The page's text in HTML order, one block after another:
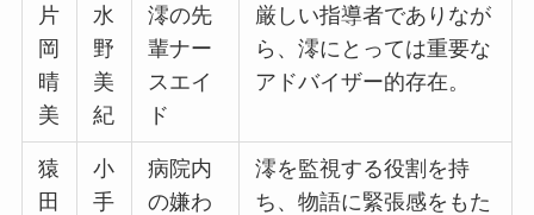
片
岡
晴
美
水
野
美
紀
澪の先
輩ナー
スエイ
ド
厳しい指導者でありなが
ら、澪にとっては重要な
アドバイザー的存在。
猿
田
小
手
病院内
の嫌わ
澪を監視する役割を持
ち、物語に緊張感をもた